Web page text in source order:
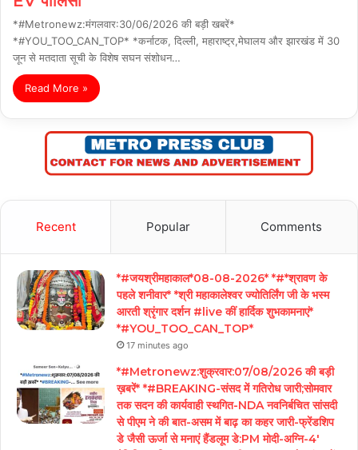
*#Metronewz:मंगलवार:30/06/2026 की बड़ी खबरें*
*#YOU_TOO_CAN_TOP* *कर्नाटक, दिल्ली, महाराष्ट्र,मेघालय और झारखंड में 30
जून से मतदाता सूची के विशेष सघन संशोधन…
Read More »
Recent Popular Comments
*#जयश्रीमहाकाल*08-08-2026* *#*श्रावण के
पहले शनीवार* *श्री महाकालेश्वर ज्योतिर्लिंग जी के भस्म
आरती श्रृंगार दर्शन #live कीं हार्दिक शुभकामनाएं*
*#YOU_TOO_CAN_TOP*
17 minutes ago
*#Metronewz:शुक्रवार:07/08/2026 की बड़ी
ख़बरें* *#BREAKING-संसद में गतिरोध जारी;सोमवार
तक सदन की कार्यवाही स्थगित-NDA नवनिर्बचित सांसदी
से पीएम ने की बात-असम में बाढ़ का कहर जारी-फ्रेंडशिप
डे जैसी ऊर्जा से मनाएं हैंडलूम डे:PM मोदी-अग्नि-4′